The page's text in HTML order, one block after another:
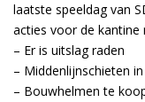
laatste speeldag van
acties voor de kantine
– Er is uitslag raden
– Middenlijnschieten
– Bouwhelmen te